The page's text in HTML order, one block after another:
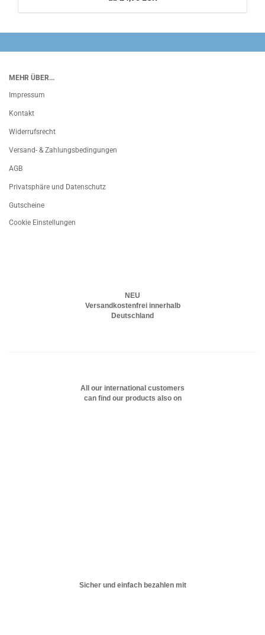
MEHR ÜBER...
Impressum
Kontakt
Widerrufsrecht
Versand- & Zahlungsbedingungen
AGB
Privatsphäre und Datenschutz
Gutscheine
Cookie Einstellungen
NEU
Versandkostenfrei innerhalb
Deutschland
All our international customers
can find our products also on
Sicher und einfach bezahlen mit